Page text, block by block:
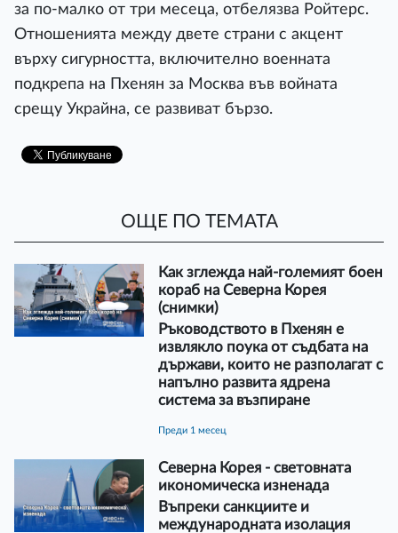
за по-малко от три месеца, отбелязва Ройтерс.
Отношенията между двете страни с акцент
върху сигурността, включително военната
подкрепа на Пхенян за Москва във войната
срещу Украйна, се развиват бързо.
ОЩЕ ПО ТЕМАТА
Как зглежда най-големият боен
кораб на Северна Корея
(снимки)
Ръководството в Пхенян е
извлякло поука от съдбата на
държави, които не разполагат с
напълно развита ядрена
система за възпиране
преди 1 месец
Северна Корея - световната
икономическа изненада
Въпреки санкциите и
международната изолация